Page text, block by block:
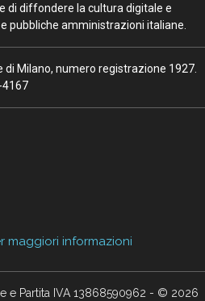
di diffondere la cultura digitale e
pubbliche amministrazioni italiane.
Milano, numero registrazione 1927.
4167
maggiori informazioni
e Partita IVA 13868590962 - © 2026